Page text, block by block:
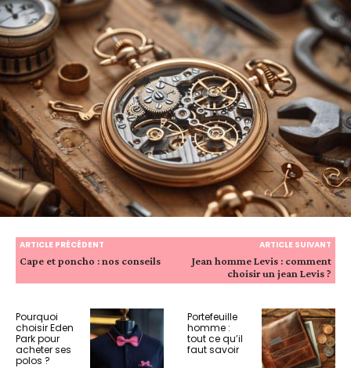
ARTICLE PRÉCÉDENT
Cape et poncho : nos conseils
ARTICLE SUIVANT
Jean homme Levis : comment
choisir un jean Levis ?
Pourquoi
choisir Eden
Park pour
acheter ses
polos ?
Portefeuille
homme :
tout ce qu’il
faut savoir